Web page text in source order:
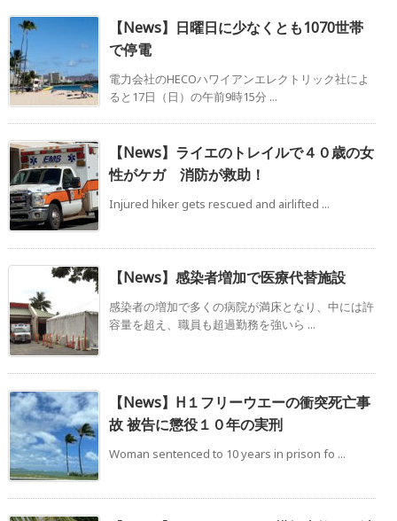
【News】日曜日に少なくとも1070世帯
で停電
電力会社のHECOハワイアンエレクトリック社によ
ると17日（日）の午前9時15分 ...
【News】ライエのトレイルで４０歳の女
性がケガ 消防が救助！
Injured hiker gets rescued and airlifted ...
【News】感染者増加で医療代替施設
感染者の増加で多くの病院が満床となり、中には許
容量を超え、職員も超過勤務を強いら ...
【News】H１フリーウエーの衝突死亡事
故 被告に懲役１０年の実刑
Woman sentenced to 10 years in prison fo ...